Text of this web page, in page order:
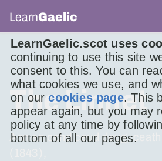
LearnGaelic.scot uses
continuing to use this site
consent to this. You can
what cookies we use, and
on ourcookies page. This
appear again, but you may
policy at any time by
bottom of all our pages.
LearnGaelic
The Linnet
Ann an ochd ceud deug,